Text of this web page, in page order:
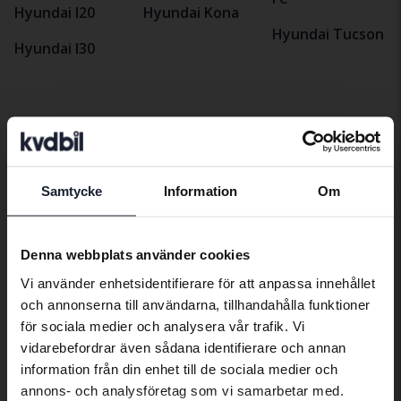
Samtycke Information Om
Denna webbplats använder cookies
Vi använder enhetsidentifierare för att anpassa innehållet
och annonserna till användarna, tillhandahålla funktioner
för sociala medier och analysera vår trafik. Vi
vidarebefordrar även sådana identifierare och annan
information från din enhet till de sociala medier och
annons- och analysföretag som vi samarbetar med.
Hyundai I20
Hyundai I30
Hyundai Kona
Hyundai Tucson
Alfa Romeo
Audi
Bentley
BMW
BYD
Jaguar
Jeep
KIA
Land Rover
Porsche
Renault
Rolls-Royce
Saab
Preferred language
We have detected that your browser
Swedish. To better service our friends
abroad we have an English language
site (kvdcars.com) that contains all the
same vehicles and services.